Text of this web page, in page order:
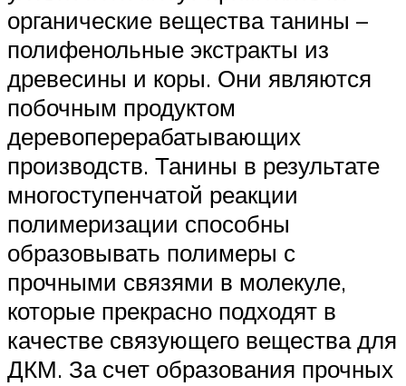
органические вещества танины –
полифенольные экстракты из
древесины и коры. Они являются
побочным продуктом
деревоперерабатывающих
производств. Танины в результате
многоступенчатой реакции
полимеризации способны
образовывать полимеры с
прочными связями в молекуле,
которые прекрасно подходят в
качестве связующего вещества для
ДКМ. За счет образования прочных